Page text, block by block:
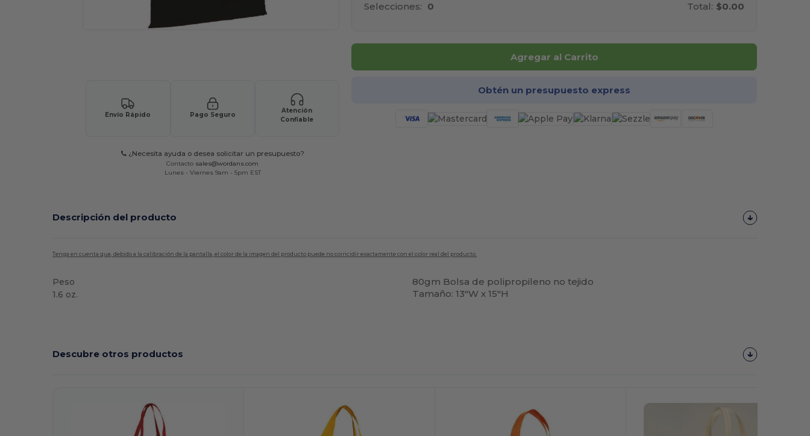
Envío Rápido Pago Seguro
Atención
Confiable
¿Necesita ayuda o desea solicitar un presupuesto?
Contacto sales@wordans.com
Lunes - Viernes 9am - 5pm EST
Selecciones: 0 Total: $0.00
Agregar al Carrito
Obtén un presupuesto express
Descripción del producto
Tenga en cuenta que, debido a la calibración de la pantalla, el color de la imagen del producto puede no coincidir exactamente con el color real del producto.
Peso
1.6 oz.
80gm Bolsa de polipropileno no tejido
Tamaño: 13"W x 15"H
Descubre otros productos